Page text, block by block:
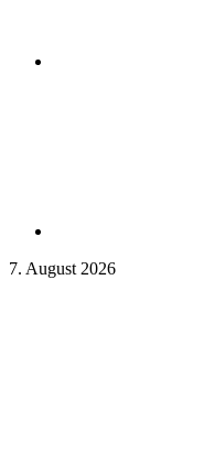
7. August 2026